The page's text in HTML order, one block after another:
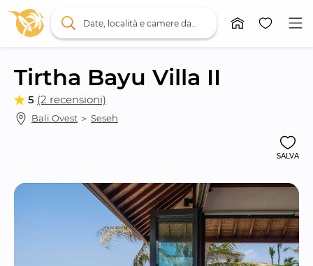
Tirtha Bayu Villa II
5 (2 recensioni)
Bali Ovest ＞ Seseh
SALVA